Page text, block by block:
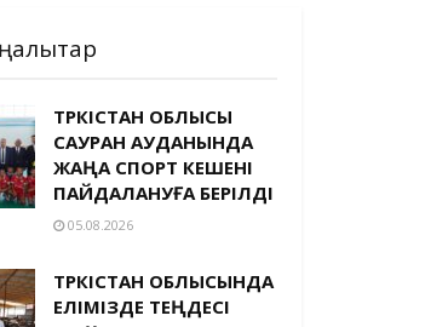
ТҮРКІСТАН ОБЛЫСЫ
САУРАН АУДАНЫНДА
ЖАҢА СПОРТ КЕШЕНІ
ПАЙДАЛАНУҒА БЕРІЛДІ
05.08.2026
ТҮРКІСТАН ОБЛЫСЫНДА
ЕЛІМІЗДЕ ТЕҢДЕСІ